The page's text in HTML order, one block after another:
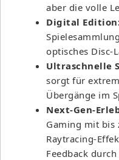
aber die volle
Digital
optisches Disc-
Ultraschnelle
sorgt für
Übergänge im
Next-Gen-
Gaming mit bis
Raytracing-
Feedback